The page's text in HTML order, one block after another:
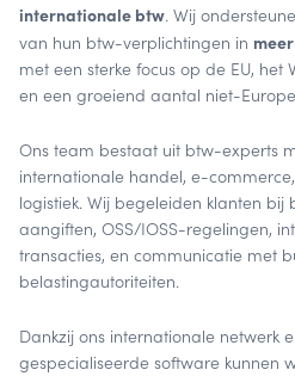
internationale btw. Wij
van hun btw-verplichtingen in
met een sterke focus op de EU, het
en een groeiend aantal niet-
Ons team bestaat uit btw-experts
internationale handel, e-
logistiek. Wij begeleiden klanten
aangiften, OSS/IOSS-regelingen,
transacties, en communicatie met
belastingautoriteiten.
Dankzij ons internationale netwerk
gespecialiseerde software kunnen